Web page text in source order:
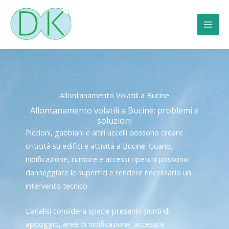
contenuto
Allontanamento Volatili a Bucine
Allontanamento volatili a Bucine: problemi e
soluzioni
Piccioni, gabbiani e altri uccelli possono creare
criticità su edifici e attività a Bucine. Guano,
nidificazione, rumore e accessi ripetuti possono
danneggiare le superfici e rendere necessario un
intervento tecnico.
L’analisi considera specie presenti, punti di
appoggio, aree di nidificazione, accessi e